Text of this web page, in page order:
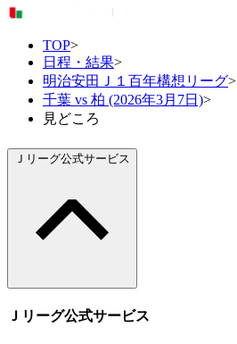
TOP>
日程・結果>
明治安田Ｊ１百年構想リーグ>
千葉 vs 柏 (2026年3月7日)>
見どころ
Ｊリーグ公式サービス
Ｊリーグ公式サービス